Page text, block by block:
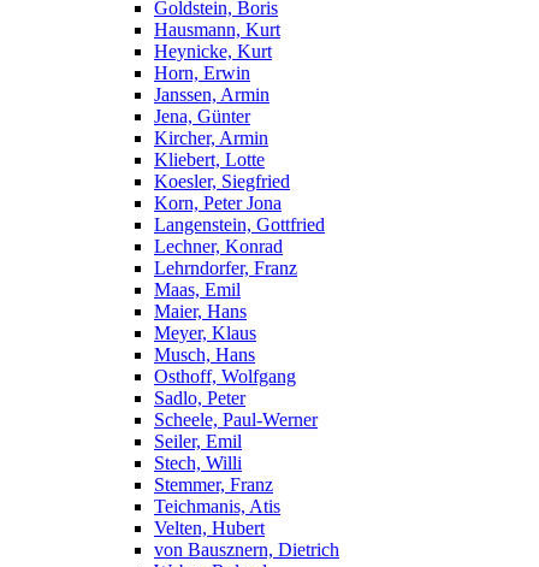
Goldstein, Boris
Hausmann, Kurt
Heynicke, Kurt
Horn, Erwin
Janssen, Armin
Jena, Günter
Kircher, Armin
Kliebert, Lotte
Koesler, Siegfried
Korn, Peter Jona
Langenstein, Gottfried
Lechner, Konrad
Lehrndorfer, Franz
Maas, Emil
Maier, Hans
Meyer, Klaus
Musch, Hans
Osthoff, Wolfgang
Sadlo, Peter
Scheele, Paul-Werner
Seiler, Emil
Stech, Willi
Stemmer, Franz
Teichmanis, Atis
Velten, Hubert
von Bausznern, Dietrich